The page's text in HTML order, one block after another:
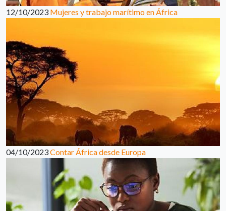
12/10/2023 Mujeres y trabajo marítimo en África
04/10/2023Contar África desde Europa